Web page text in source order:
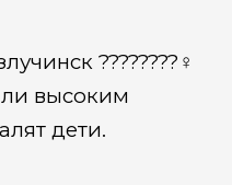
????????‍♀️
высоким
дети.